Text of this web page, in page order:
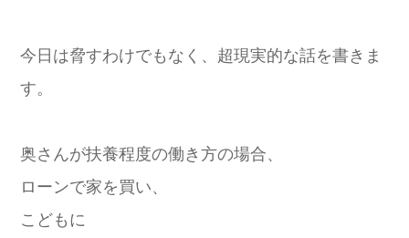
今日は脅すわけでもなく、超現実的な話を書きま
す。
奥さんが扶養程度の働き方の場合、
ローンで家を買い、
こどもに